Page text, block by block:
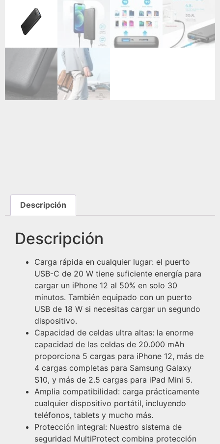
Descripción
Descripción
Carga rápida en cualquier lugar: el puerto
USB-C de 20 W tiene suficiente energía para
cargar un iPhone 12 al 50% en solo 30
minutos. También equipado con un puerto
USB de 18 W si necesitas cargar un segundo
dispositivo.
Capacidad de celdas ultra altas: la enorme
capacidad de las celdas de 20.000 mAh
proporciona 5 cargas para iPhone 12, más de
4 cargas completas para Samsung Galaxy
S10, y más de 2.5 cargas para iPad Mini 5.
Amplia compatibilidad: carga prácticamente
cualquier dispositivo portátil, incluyendo
teléfonos, tablets y mucho más.
Protección integral: Nuestro sistema de
seguridad MultiProtect combina protección